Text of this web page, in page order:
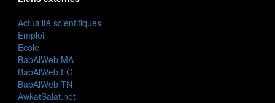
Actualité scientifiques
Emploi
Ecole
BabAlWeb MA
BabAlWeb EG
BabAlWeb TN
AwkatSalat.net